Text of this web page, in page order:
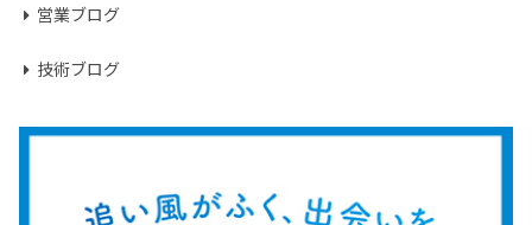
営業ブログ
技術ブログ